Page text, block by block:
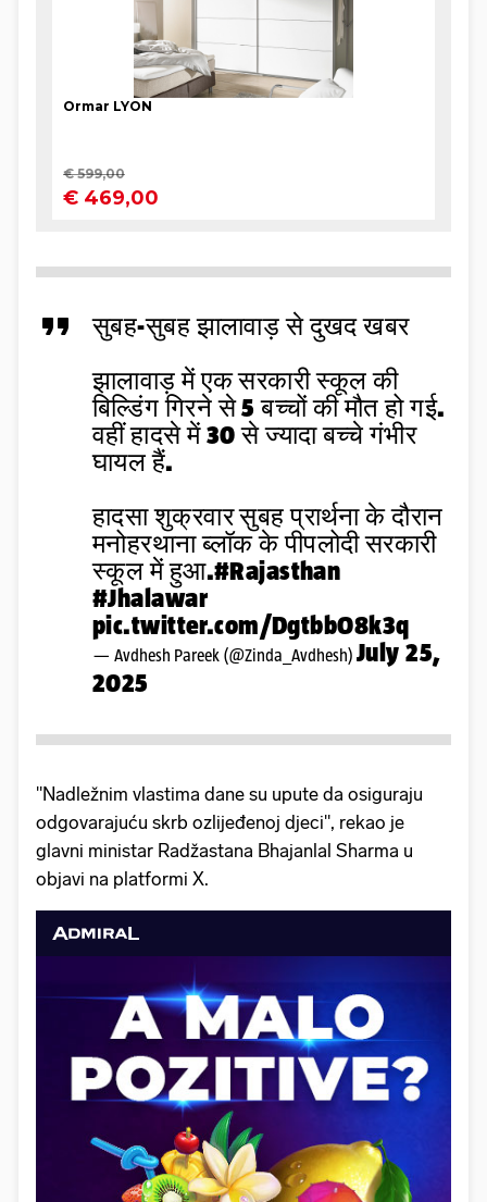
सुबह-सुबह झालावाड़ से दुखद खबर
झालावाड़ में एक सरकारी स्कूल की
बिल्डिंग गिरने से 5 बच्चों की मौत हो गई.
वहीं हादसे में 30 से ज्यादा बच्चे गंभीर
घायल हैं.
हादसा शुक्रवार सुबह प्रार्थना के दौरान
मनोहरथाना ब्लॉक के पीपलोदी सरकारी
स्कूल में हुआ.#Rajasthan
#Jhalawar
pic.twitter.com/DgtbbO8k3q
— Avdhesh Pareek (@Zinda_Avdhesh) July 25,
2025
"Nadležnim vlastima dane su upute da osiguraju
odgovarajuću skrb ozlijeđenoj djeci", rekao je
glavni ministar Radžastana Bhajanlal Sharma u
objavi na platformi X.